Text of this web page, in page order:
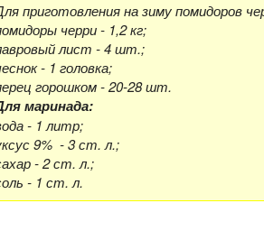
приготовления на зиму помидоров
черри - 1,2 кг;
лист - 4 шт.;
- 1 головка;
горошком - 20-28 шт.
маринада:
- 1 литр;
9% - 3 ст. л.;
- 2 ст. л.;
- 1 ст. л.